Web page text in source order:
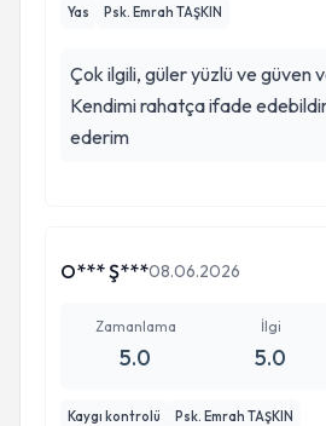
Yas Psk. Emrah TAŞKIN
Çok ilgili, güler yüzlü ve güven
Kendimi rahatça ifade
ederim
O*** Ş***08.06.2026
Zamanlama
5.0
İlgi
5.0
Kaygı kontrolü Psk. Emrah TAŞKIN